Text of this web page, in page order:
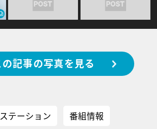
の記事の写真を見る
テーション 番組情報